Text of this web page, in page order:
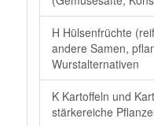
H Hülsenfrüchte
andere Samen,
Wurstalternativen
K Kartoffeln und
stärkereiche